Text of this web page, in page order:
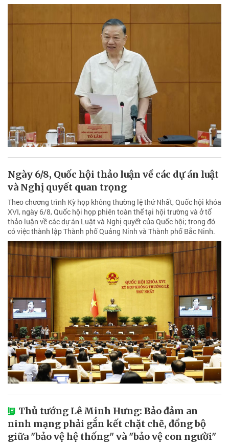
Ngày 6/8, Quốc hội thảo luận về các dự án luật
và Nghị quyết quan trọng
Theo chương trình Kỳ họp không thường lệ thứ Nhất, Quốc hội khóa
XVI, ngày 6/8, Quốc hội họp phiên toàn thể tại hội trường và ở tổ
thảo luận về các dự án Luật và Nghị quyết của Quốc hội; trong đó
có việc thành lập Thành phố Quảng Ninh và Thành phố Bắc Ninh.
Thủ tướng Lê Minh Hưng: Bảo đảm an
ninh mạng phải gắn kết chặt chẽ, đồng bộ
giữa "bảo vệ hệ thống" và "bảo vệ con người"